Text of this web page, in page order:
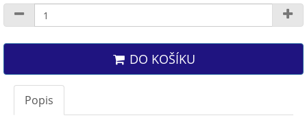
DO KOŠÍKU
Popis